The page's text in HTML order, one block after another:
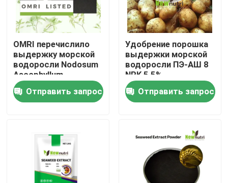
Дома
О Компании
Контакты
Продукция
Удобрение гуминовой кислоты органическое
OMRI перечислило
выдержку морской
водоросли Nodosum
Ascophyllum
Отправить запрос
Удобрение порошка
выдержки морской
водоросли ПЭ-АШ 8
NPK 5,5%
Отправить запрос